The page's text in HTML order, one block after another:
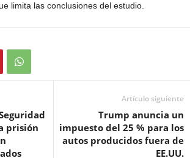
limita las conclusiones del estudio.
prisión
Artículo siguiente
Trump anuncia un
impuesto del 25 % para los
autos producidos fuera de
EE.UU.